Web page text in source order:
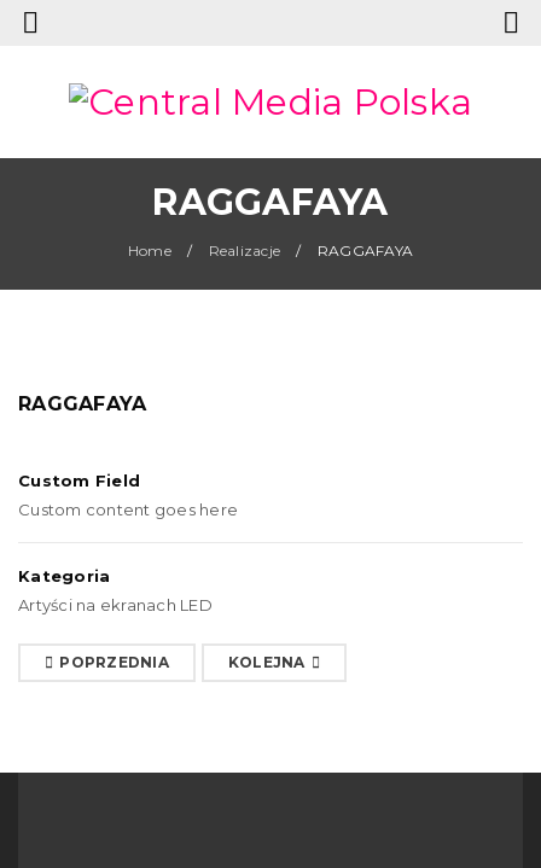
RAGGAFAYA
Home / Realizacje / RAGGAFAYA
RAGGAFAYA
Custom Field
Custom content goes here
Kategoria
Artyści na ekranach LED
POPRZEDNIA KOLEJNA